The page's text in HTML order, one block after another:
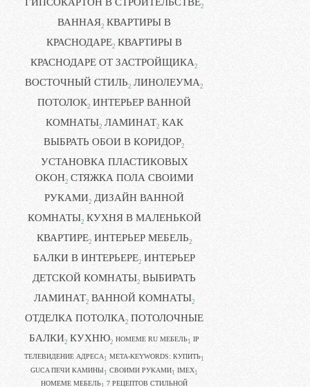
2
ВАННАЯ2 КВАРТИРЫ В
КРАСНОДАРЕ2 КВАРТИРЫ В
КРАСНОДАРЕ ОТ ЗАСТРОЙЩИКА2
ВОСТОЧНЫЙ СТИЛЬ2 ЛИНОЛЕУМА2
ПОТОЛОК2 ИНТЕРЬЕР ВАННОЙ
КОМНАТЫ2 ЛАМИНАТ2 КАК
ВЫБРАТЬ ОБОИ В КОРИДОР2
УСТАНОВКА ПЛАСТИКОВЫХ
ОКОН2 СТЯЖКА ПОЛА СВОИМИ
РУКАМИ2 ДИЗАЙН ВАННОЙ
КОМНАТЫ2 КУХНЯ В МАЛЕНЬКОЙ
КВАРТИРЕ2 ИНТЕРЬЕР МЕБЕЛЬ2
БАЛКИ В ИНТЕРЬЕРЕ2 ИНТЕРЬЕР
ДЕТСКОЙ КОМНАТЫ2 ВЫБИРАТЬ
ЛАМИНАТ2 ВАННОЙ КОМНАТЫ2
ОТДЕЛКА ПОТОЛКА2 ПОТОЛОЧНЫЕ
БАЛКИ2 КУХНЮ2 HOMEME RU МЕБЕЛЬ1 IP
ТЕЛЕВИДЕНИЕ АДРЕСА 1 META-KEYWORDS: КУПИТЬ1
GUCA ПЕЧИ КАМИНЫ1 CВОИМИ РУКАМИ1 IMEX1
HOMEME МЕБЕЛЬ
7 РЕЦЕПТОВ СТИЛЬНОЙ